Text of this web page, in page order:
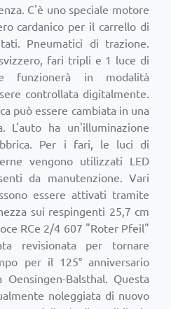
C'è uno speciale motore
cardanico per il carrello di
Pneumatici di trazione.
fari tripli e 1 luce di
funzionerà in modalità
controllata digitalmente.
può essere cambiata in una
L'auto ha un'illuminazione
Per i fari, le luci di
vengono utilizzati LED
da manutenzione. Vari
essere attivati ​​tramite
sui respingenti 25,7 cm
RCe 2/4 607 "Roter Pfeil"
revisionata per tornare
per il 125° anniversario
Balsthal. Questa
noleggiata di nuovo